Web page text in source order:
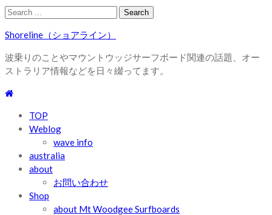
Skip
navigation
Skip
content
Search
Shoreline（ショアライン）
波乗りのことやマウントウッジサーフボード関連の話題、オー
ストラリア情報などを日々綴ってます。
TOP
Weblog
wave info
australia
about
お問い合わせ
Shop
about Mt Woodgee Surfboards